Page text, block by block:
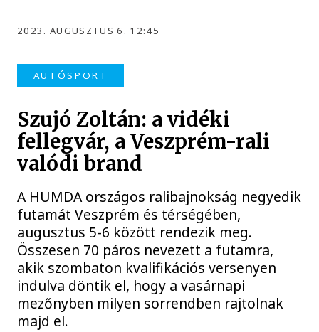
2023. AUGUSZTUS 6. 12:45
AUTÓSPORT
Szujó Zoltán: a vidéki
fellegvár, a Veszprém-rali
valódi brand
A HUMDA országos ralibajnokság negyedik
futamát Veszprém és térségében,
augusztus 5-6 között rendezik meg.
Összesen 70 páros nevezett a futamra,
akik szombaton kvalifikációs versenyen
indulva döntik el, hogy a vasárnapi
mezőnyben milyen sorrendben rajtolnak
majd el.